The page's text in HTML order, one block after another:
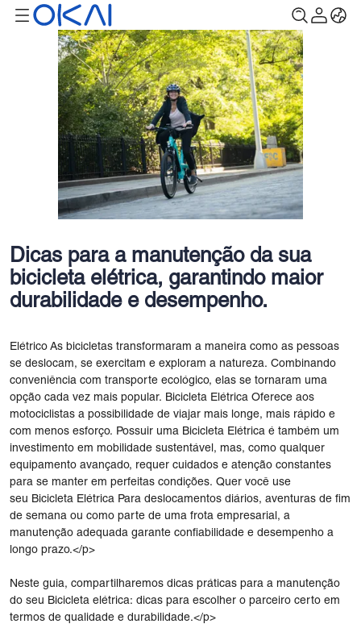
Dicas para a manutenção da sua
bicicleta elétrica, garantindo maior
durabilidade e desempenho.
Elétrico As bicicletas transformaram a maneira como as pessoas
se deslocam, se exercitam e exploram a natureza. Combinando
conveniência com transporte ecológico, elas se tornaram uma
opção cada vez mais popular. Bicicleta Elétrica Oferece aos
motociclistas a possibilidade de viajar mais longe, mais rápido e
com menos esforço. Possuir uma Bicicleta Elétrica é também um
investimento em mobilidade sustentável, mas, como qualquer
equipamento avançado, requer cuidados e atenção constantes
para se manter em perfeitas condições. Quer você use
seu Bicicleta Elétrica Para deslocamentos diários, aventuras de fim
de semana ou como parte de uma frota empresarial, a
manutenção adequada garante confiabilidade e desempenho a
longo prazo.</p>
Neste guia, compartilharemos dicas práticas para a manutenção
do seu Bicicleta elétrica: dicas para escolher o parceiro certo em
termos de qualidade e durabilidade.</p>